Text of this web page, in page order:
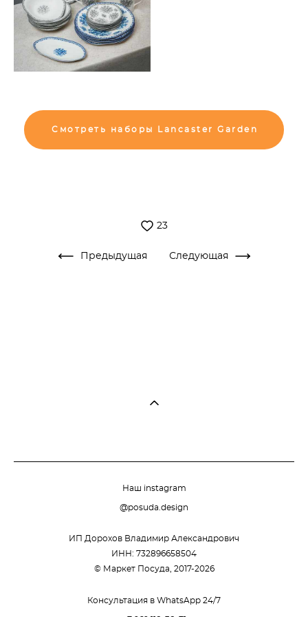
Смотреть наборы Lancaster Garden
23
Предыдущая Следующая
Наш instagram
@posuda.design
ИП Дорохов Владимир Александрович
ИНН: 732896658504
© Маркет Посуда, 2017-2026
Консультация в WhatsApp 24/7